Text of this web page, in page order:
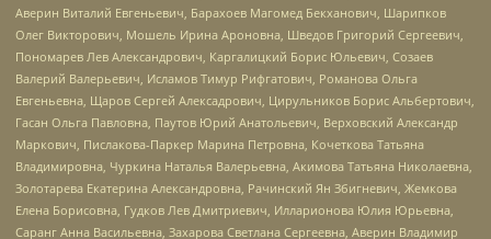
Аверин Виталий Евгеньевич, Барахоев Магомед Бекханович, Шарипков
Олег Викторович, Мошель Ирина Ароновна, Шведов Григорий Сергеевич,
Пономарев Лев Александрович, Каргалицкий Борис Юльевич, Созаев
Валерий Валерьевич, Исламов Тимур Рифгатович, Романова Ольга
Евгеньевна, Щаров Сергей Алексадрович, Цирульников Борис Альбертович,
Гасан Ольга Павловна, Паутов Юрий Анатольевич, Верховский Александр
Маркович, Пислакова-Паркер Марина Петровна, Кочеткова Татьяна
Владимировна, Чуркина Наталья Валерьевна, Акимова Татьяна Николаевна,
Золотарева Екатерина Александровна, Рачинский Ян Збигневич, Жемкова
Елена Борисовна, Гудков Лев Дмитриевич, Илларионова Юлия Юрьевна,
Саранг Анна Васильевна, Захарова Светлана Сергеевна, Аверин Владимир